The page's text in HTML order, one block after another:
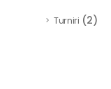
Turniri (2)